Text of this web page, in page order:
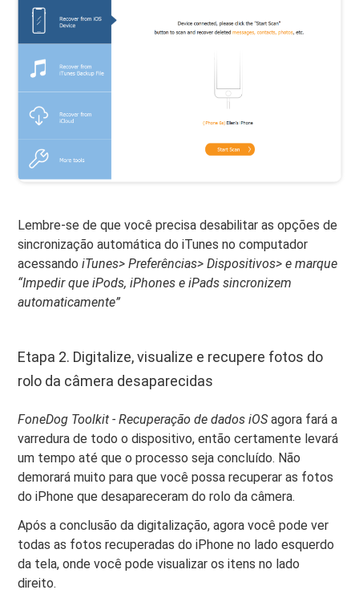
Lembre-se de que você precisa desabilitar as opções de
sincronização automática do iTunes no computador
acessandoiTunes> Preferências> Dispositivos> e marque
“Impedir que iPods, iPhones e iPads sincronizem
automaticamente”
Etapa 2. Digitalize, visualize e recupere fotos do
rolo da câmera desaparecidas
FoneDog Toolkit - Recuperação de dados iOSagora fará a
varredura de todo o dispositivo, então certamente levará
um tempo até que o processo seja concluído. Não
demorará muito para que você possa recuperar as fotos
do iPhone que desapareceram do rolo da câmera.
Após a conclusão da digitalização, agora você pode ver
todas as fotos recuperadas do iPhone no lado esquerdo
da tela, onde você pode visualizar os itens no lado
direito.